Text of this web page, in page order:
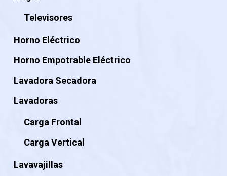
Televisores
Horno Eléctrico
Horno Empotrable Eléctrico
Lavadora Secadora
Lavadoras
Carga Frontal
Carga Vertical
Lavavajillas